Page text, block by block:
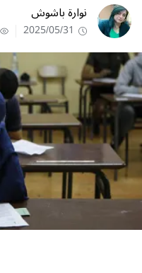
نوارة باشوش
2025/05/31